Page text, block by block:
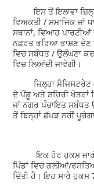
ਇਸ ਤੋਂ ਇਲਾਵਾ
ਵਿਅਕਤੀ / ਸਮਾਜਿਕ ਜਾਂ
ਸਥਾਨਾਂ, ਵਿਆਹ ਪਾਰਟੀਆਂ
ਨਫ਼ਰਤ ਭਰਿਆ ਭਾਸ਼ਣ ਦੇਣ
ਵਿਚ ਸਬੰਧਤ / ਉਲੰਘਣਾ
ਵਿਚ ਲਿਆਂਦੀ ਜਾਵੇਗੀ।
ਜ਼ਿਲ੍ਹਾ ਮੈਜਿਸਟਰੇਟ
ਦੇ ਪੇਂਡੂ ਅਤੇ ਸ਼ਹਿਰੀ ਖੇਤਰਾਂ
ਜਾਂ ਨਗਰ ਪੰਚਾਇਤ ਸਬੰਧਤ
ਤੋਂ ਬਿਨ੍ਹਾਂ ਛੱਪੜ ਨਹੀਂ
ਇਕ ਹੋਰ ਹੁਕਮ ਜਾਰੀ
ਪਿੰਡਾਂ ਵਿਚ ਗਲੀਆਂ/
ਦਿੱਤੀ ਹੈ। ਇਹ ਸਾਰੇ ਹੁਕਮ